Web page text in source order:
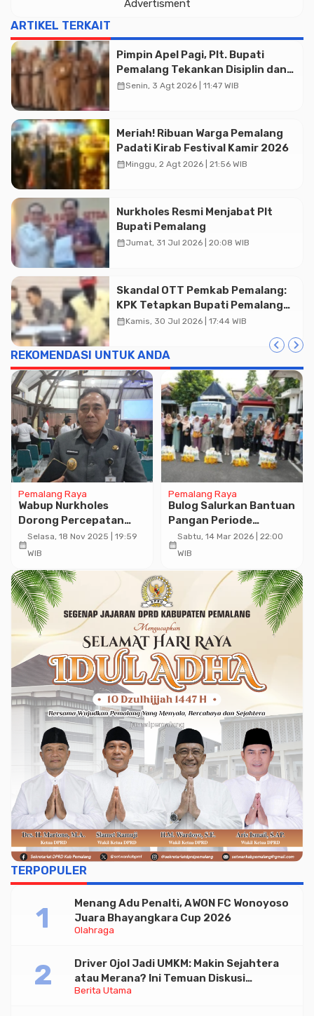
Advertisment
Advertisment
ARTIKEL TERKAIT
Pimpin Apel Pagi, Plt. Bupati
Pemalang Tekankan Disiplin dan
Soliditas ASN untuk Pelayanan
calendar_monthSenin, 3 Agt 2026 | 11:47 WIB
Meriah! Ribuan Warga Pemalang
Padati Kirab Festival Kamir 2026
calendar_monthMinggu, 2 Agt 2026 | 21:56 WIB
Nurkholes Resmi Menjabat Plt
Bupati Pemalang
calendar_monthJumat, 31 Jul 2026 | 20:08 WIB
Skandal OTT Pemkab Pemalang:
KPK Tetapkan Bupati Pemalang
dan Oknum Staf Internal Sebagai
Miliar
calendar_monthKamis, 30 Jul 2026 | 17:44 WIB
REKOMENDASI UNTUK ANDA
Pemalang Raya
Wabup Nurkholes
Dorong Percepatan
Pembangunan 143
Dapur MPG
calendar_month
Selasa, 18 Nov 2025 | 19:59
WIB
Pemalang Raya
Bulog Salurkan Bantuan
Pangan Periode
Februari-Maret 2026 di
Kabupaten Pemalang
calendar_month
Sabtu, 14 Mar 2026 | 22:00
WIB
TERPOPULER
Olahraga
Menang Adu Penalti, AWON FC Wonoyoso
Juara Bhayangkara Cup 2026
Berita Utama
Driver Ojol Jadi UMKM: Makin Sejahtera
atau Merana? Ini Temuan Diskusi
Paramadina